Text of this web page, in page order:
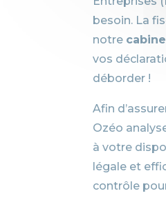
besoin. La
notre
vos
déborder !
Afin
Ozéo
à votre
légale et
contrôle